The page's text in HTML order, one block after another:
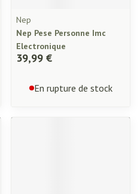
Nep
Nep Pese Personne Imc
Electronique
39,99 €
En rupture de stock